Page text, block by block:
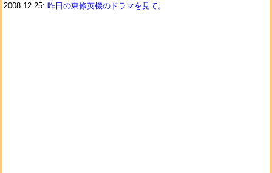
2008.12.25: 昨日の東條英機のドラマを見て。